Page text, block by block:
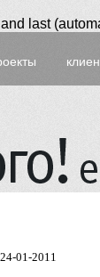
last
24-01-2011